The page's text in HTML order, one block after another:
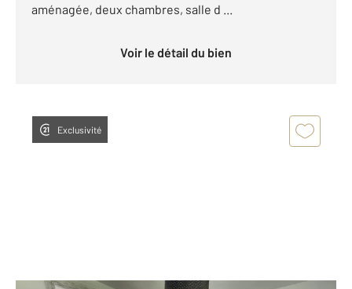
aménagée, deux chambres, salle d ...
Voir le détail du bien
Exclusivité